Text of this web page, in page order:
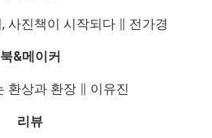
사진책이 시작되다 ∥ 전가경
북&메이커
환상과 환장 ∥ 이유진
리뷰